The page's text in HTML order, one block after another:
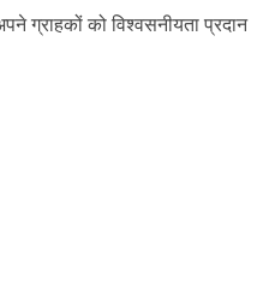
ग्राहकों को विश्वसनीयता प्रदान